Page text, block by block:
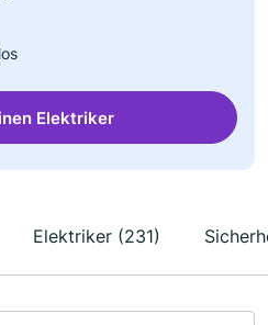
Elektriker
Elektriker (231)